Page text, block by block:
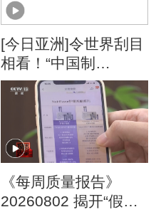
[今日亚洲]令世界刮目
相看！“中国制
造”变“酷”了
《每周质量报告》
20260802 揭开“假洋